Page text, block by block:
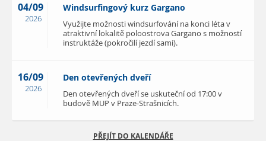
04/09
2026
Windsurfingový kurz Gargano
Využijte možnosti windsurfování na konci léta v
atraktivní lokalitě poloostrova Gargano s možností
instruktáže (pokročilí jezdí sami).
16/09
2026
Den otevřených dveří
Den otevřených dveří se uskuteční od 17:00 v
budově MUP v Praze-Strašnicích.
PŘEJÍT DO KALENDÁŘE